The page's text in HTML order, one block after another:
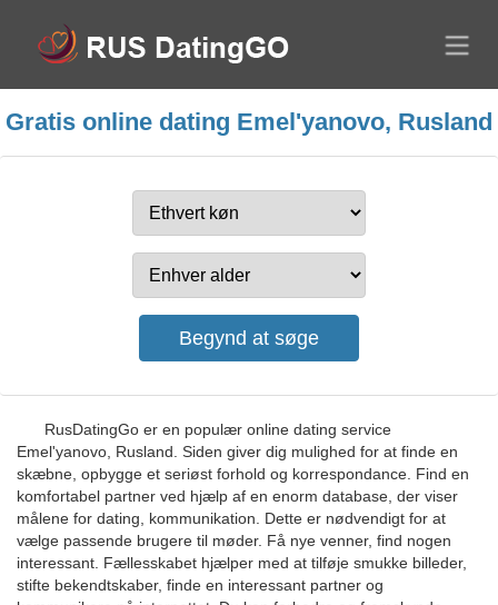
Gratis online dating Emel'yanovo, Rusland
RusDatingGo er en populær online dating service
Emel'yanovo, Rusland. Siden giver dig mulighed for at finde en
skæbne, opbygge et seriøst forhold og korrespondance. Find en
komfortabel partner ved hjælp af en enorm database, der viser
målene for dating, kommunikation. Dette er nødvendigt for at
vælge passende brugere til møder. Få nye venner, find nogen
interessant. Fællesskabet hjælper med at tilføje smukke billeder,
stifte bekendtskaber, finde en interessant partner og